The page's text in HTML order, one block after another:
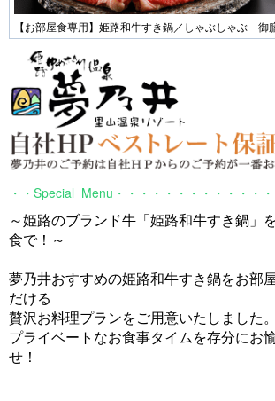
【お部屋食専用】姫路和牛すき鍋／しゃぶしゃぶ 御
・・Special Menu・・・・・・・・・・・・・
～姫路のブランド牛「姫路和牛すき鍋」
食で！～
夢乃井おすすめの姫路和牛すき鍋をお部
だける
贅沢お料理プランをご用意いたしました。
プライベートなお食事タイムを存分にお
せ！